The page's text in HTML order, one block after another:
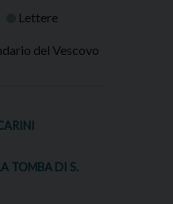
Lettere
del Vescovo
TOMBA DI S.